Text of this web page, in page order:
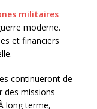
militaires
moderne.
et financiers
continueront de
missions
long terme,